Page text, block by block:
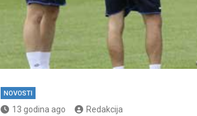
NOVOSTI
13 godina ago Redakcija